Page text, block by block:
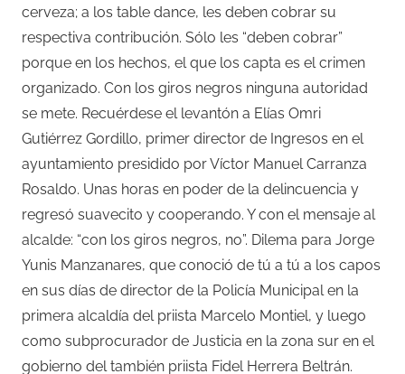
cerveza; a los table dance, les deben cobrar su
respectiva contribución. Sólo les “deben cobrar”
porque en los hechos, el que los capta es el crimen
organizado. Con los giros negros ninguna autoridad
se mete. Recuérdese el levantón a Elías Omri
Gutiérrez Gordillo, primer director de Ingresos en el
ayuntamiento presidido por Víctor Manuel Carranza
Rosaldo. Unas horas en poder de la delincuencia y
regresó suavecito y cooperando. Y con el mensaje al
alcalde: “con los giros negros, no”. Dilema para Jorge
Yunis Manzanares, que conoció de tú a tú a los capos
en sus días de director de la Policía Municipal en la
primera alcaldía del priista Marcelo Montiel, y luego
como subprocurador de Justicia en la zona sur en el
gobierno del también priista Fidel Herrera Beltrán.